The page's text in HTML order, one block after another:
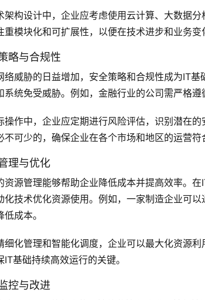
架构设计中，企业应考虑使用云计算、大数据
重模块化和可扩展性，以便在技术进步和业务变
略与合规性
络威胁的日益增加，安全策略和合规性成为IT
系统免受威胁。例如，金融行业的公司需严格
操作中，企业应定期进行风险评估，识别潜在
不可少的，确保企业在各个市场和地区的运营符
理与优化
资源管理能够帮助企业降低成本并提高效率。
化技术优化资源使用。例如，一家制造企业可
低成本。
细化管理和智能化调度，企业可以最大化资源
IT基础持续高效运行的关键。
控与改进